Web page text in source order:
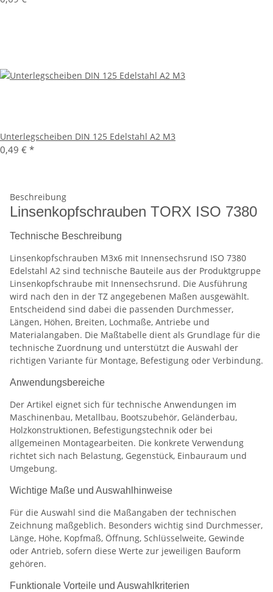
Unterlegscheiben DIN 125 Edelstahl A2 M3
0,49 € *
Beschreibung
Linsenkopfschrauben TORX ISO 7380
Technische Beschreibung
Linsenkopfschrauben M3x6 mit Innensechsrund ISO 7380
Edelstahl A2 sind technische Bauteile aus der Produktgruppe
Linsenkopfschraube mit Innensechsrund. Die Ausführung
wird nach den in der TZ angegebenen Maßen ausgewählt.
Entscheidend sind dabei die passenden Durchmesser,
Längen, Höhen, Breiten, Lochmaße, Antriebe und
Materialangaben. Die Maßtabelle dient als Grundlage für die
technische Zuordnung und unterstützt die Auswahl der
richtigen Variante für Montage, Befestigung oder Verbindung.
Anwendungsbereiche
Der Artikel eignet sich für technische Anwendungen im
Maschinenbau, Metallbau, Bootszubehör, Geländerbau,
Holzkonstruktionen, Befestigungstechnik oder bei
allgemeinen Montagearbeiten. Die konkrete Verwendung
richtet sich nach Belastung, Gegenstück, Einbauraum und
Umgebung.
Wichtige Maße und Auswahlhinweise
Für die Auswahl sind die Maßangaben der technischen
Zeichnung maßgeblich. Besonders wichtig sind Durchmesser,
Länge, Höhe, Kopfmaß, Öffnung, Schlüsselweite, Gewinde
oder Antrieb, sofern diese Werte zur jeweiligen Bauform
gehören.
Funktionale Vorteile und Auswahlkriterien